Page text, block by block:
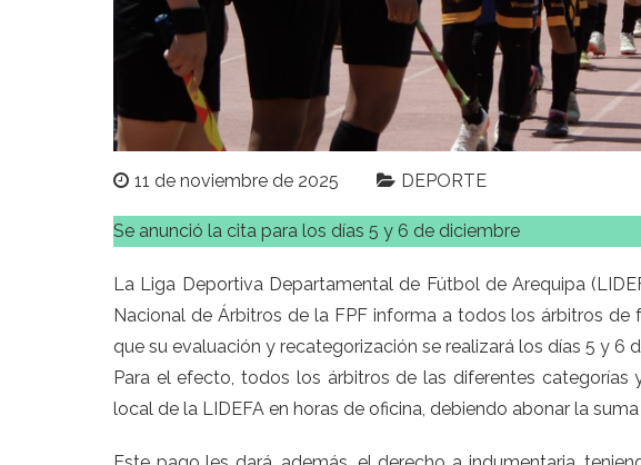
11 de noviembre de 2025 DEPORTE
Se anunció la cita para los días 5 y 6 de diciembre
La Liga Deportiva Departamental de Fútbol de Arequipa
Nacional de Árbitros de la FPF informa a todos los árbitros
que su evaluación y recategorización se realizará los días 5 y 6
Para el efecto, todos los árbitros de las diferentes categorías
local de la LIDEFA en horas de oficina, debiendo abonar la